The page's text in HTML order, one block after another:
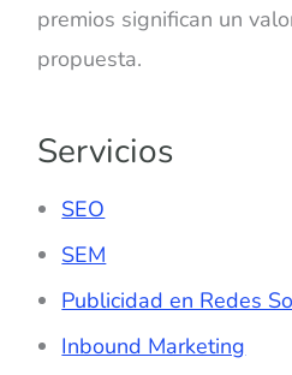
premios significan un
propuesta.
Servicios
SEO
SEM
Publicidad en Redes
Inbound Marketing